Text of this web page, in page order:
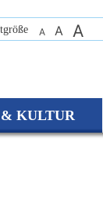
A A A
KULTUR